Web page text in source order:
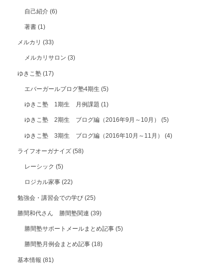
自己紹介(6)
著書(1)
メルカリ(33)
メルカリサロン(3)
ゆきこ塾(17)
エバーガールブログ塾4期生(5)
ゆきこ塾 1期生 月例課題(1)
ゆきこ塾 2期生 ブログ編（2016年9月～10月）(5)
ゆきこ塾 3期生 ブログ編（2016年10月～11月）(4)
ライフオーガナイズ(58)
レーシック(5)
ロジカル家事(22)
勉強会・講習会での学び(25)
勝間和代さん 勝間塾関連(39)
勝間塾サポートメールまとめ記事(5)
勝間塾月例会まとめ記事(18)
基本情報(81)